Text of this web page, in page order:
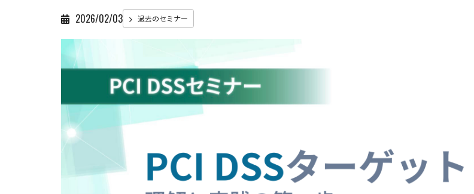
2026/02/03 過去のセミナー